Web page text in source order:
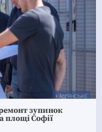
зупинок
площі Софії